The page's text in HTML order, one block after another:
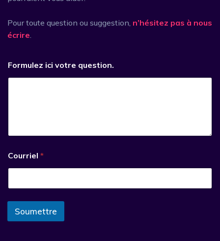
Pour toute question ou suggestion, n’hésitez pas à nous
écrire.
Formulez ici votre question.
Courriel *
Soumettre